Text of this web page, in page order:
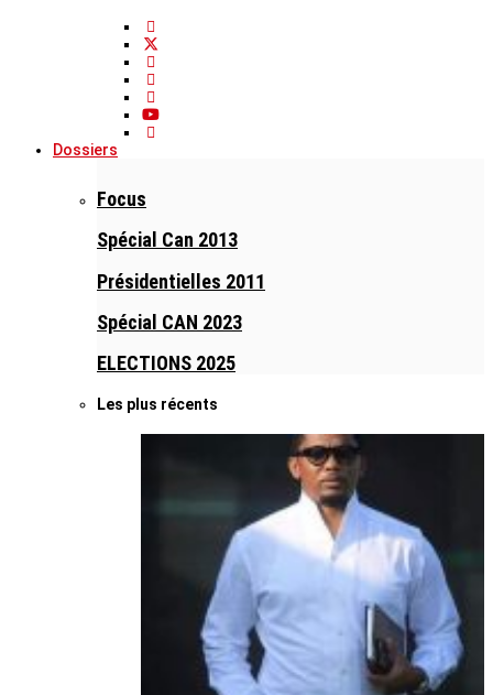
Dossiers
Focus
Spécial Can 2013
Présidentielles 2011
Spécial CAN 2023
ELECTIONS 2025
Les plus récents